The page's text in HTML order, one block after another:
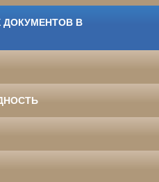
ДОКУМЕНТОВ В